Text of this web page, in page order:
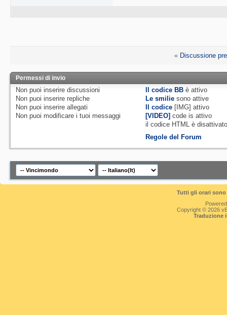
« Discussione
Permessi di invio
Non puoi inserire discussioni
Non puoi inserire repliche
Non puoi inserire allegati
Non puoi modificare i tuoi messaggi
Il codice BB èattivo
Le smilie sono attive
Il codice [IMG]attivo
[VIDEO] code isattivo
il codice HTML è
Regole del Forum
Tutti gli orari
Copyright © 2026
Traduzione